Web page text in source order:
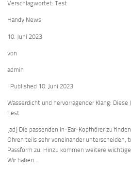
Verschlagwortet: Test
Handy News
10. Juni 2023
von
admin
· Published 10. Juni 2023
Wasserdicht und hervorragender Klang:
Test
[ad] Die passenden In-Ear-Kopfhörer zu
Ohren teils sehr voneinander unterscheiden,
Passform zu. Hinzu kommen weitere
Wir haben…